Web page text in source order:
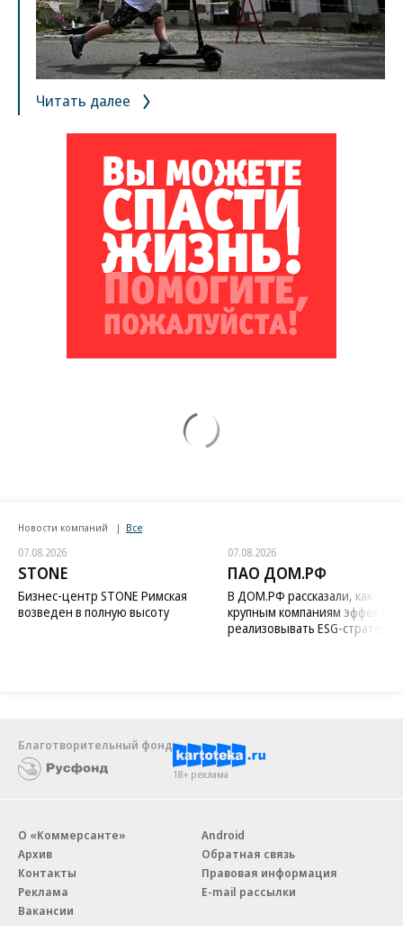
Читать далее
Новости компаний Все
07.08.2026
STONE
Бизнес-центр STONE Римская
возведен в полную высоту
07.08.2026
ПАО ДОМ.РФ
В ДОМ.РФ рассказали, как
крупным компаниям
реализовывать ESG-стратегию
Благотворительный фонд
18+ реклама
О «Коммерсанте»
Архив
Контакты
Реклама
Вакансии
Android
Обратная связь
Правовая информация
E-mail рассылки